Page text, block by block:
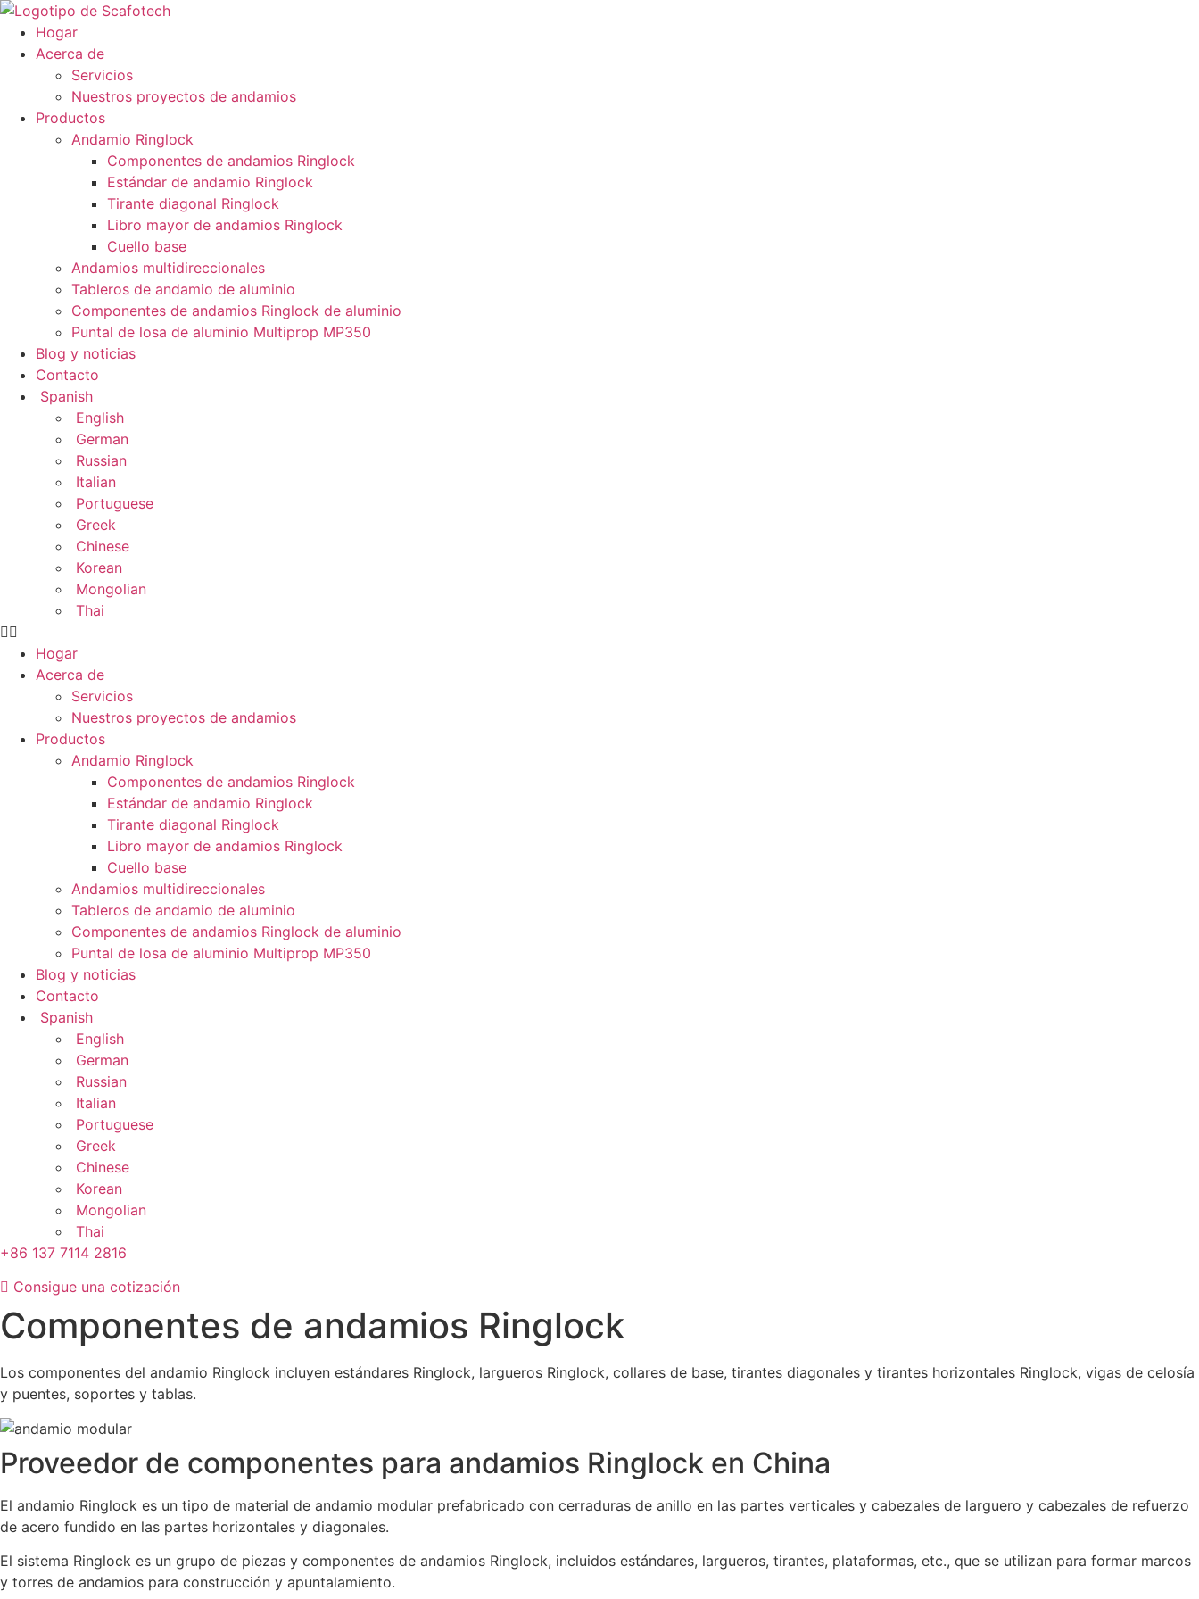
Ir
contenido
Hogar
Acerca de
Servicios
Nuestros proyectos de andamios
Productos
Andamio Ringlock
Componentes de andamios Ringlock
Estándar de andamio Ringlock
Tirante diagonal Ringlock
Libro mayor de andamios Ringlock
Cuello base
Andamios multidireccionales
Tableros de andamio de aluminio
Componentes de andamios Ringlock de aluminio
Puntal de losa de aluminio Multiprop MP350
Blog y noticias
Contacto
Spanish
English
German
Russian
Italian
Portuguese
Greek
Chinese
Korean
Mongolian
Thai
Hogar
Acerca de
Servicios
Nuestros proyectos de andamios
Productos
Andamio Ringlock
Componentes de andamios Ringlock
Estándar de andamio Ringlock
Tirante diagonal Ringlock
Libro mayor de andamios Ringlock
Cuello base
Andamios multidireccionales
Tableros de andamio de aluminio
Componentes de andamios Ringlock de aluminio
Puntal de losa de aluminio Multiprop MP350
Blog y noticias
Contacto
Spanish
English
German
Russian
Italian
Portuguese
Greek
Chinese
Korean
Mongolian
Thai
+86 137 7114 2816
Consigue una cotización
Componentes de andamios Ringlock
Los componentes del andamio Ringlock incluyen estándares Ringlock, largueros Ringlock, collares de base, tirantes diagonales y tirantes horizontales Ringlock, vigas de celosía
y puentes, soportes y tablas.
Proveedor de componentes para andamios Ringlock en China
El andamio Ringlock es un tipo de material de andamio modular prefabricado con cerraduras de anillo en las partes verticales y cabezales de larguero y cabezales de refuerzo
de acero fundido en las partes horizontales y diagonales.
El sistema Ringlock es un grupo de piezas y componentes de andamios Ringlock, incluidos estándares, largueros, tirantes, plataformas, etc., que se utilizan para formar marcos
y torres de andamios para construcción y apuntalamiento.